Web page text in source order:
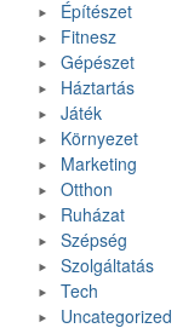
Építészet
Fitnesz
Gépészet
Háztartás
Játék
Környezet
Marketing
Otthon
Ruházat
Szépség
Szolgáltatás
Tech
Uncategorized